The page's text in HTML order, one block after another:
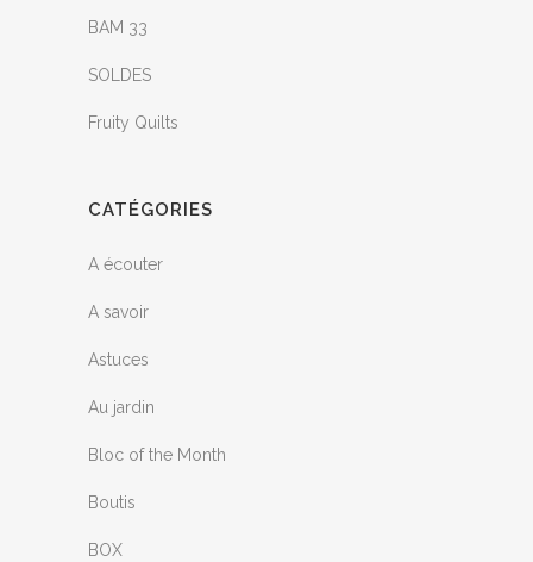
BAM 33
SOLDES
Fruity Quilts
CATÉGORIES
A écouter
A savoir
Astuces
Au jardin
Bloc of the Month
Boutis
BOX